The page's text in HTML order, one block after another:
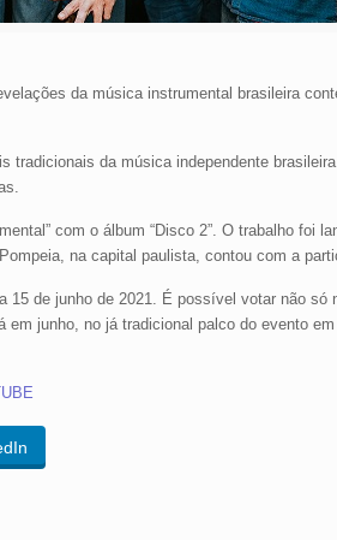
da música instrumental brasileira
tradicionais da música independente
com o álbum “Disco 2”. O trabalho foi
na capital paulista, contou com a
15 de junho de 2021. É possível votar não só
junho, no já tradicional palco do evento